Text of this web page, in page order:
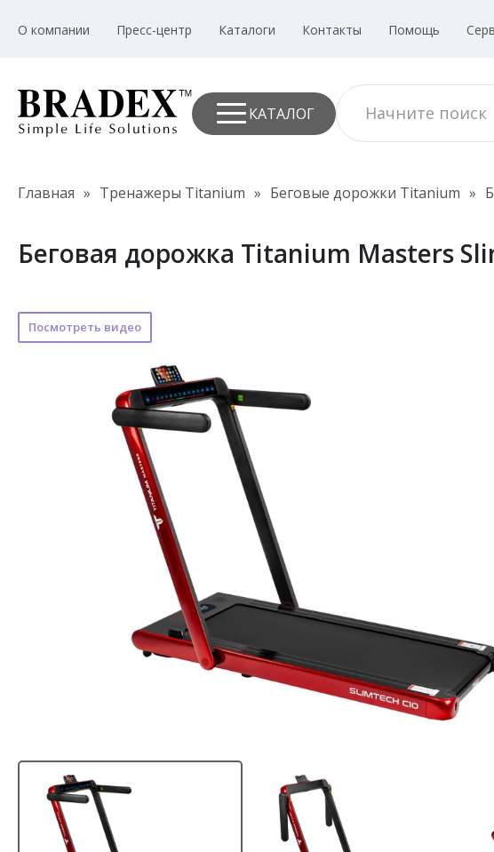
О компании Пресс-центр Каталоги Контакты Помощь
КАТАЛОГ
Главная » Тренажеры Titanium » Беговые дорожки Titanium »
Беговая дорожка Titanium Masters
Посмотреть видео